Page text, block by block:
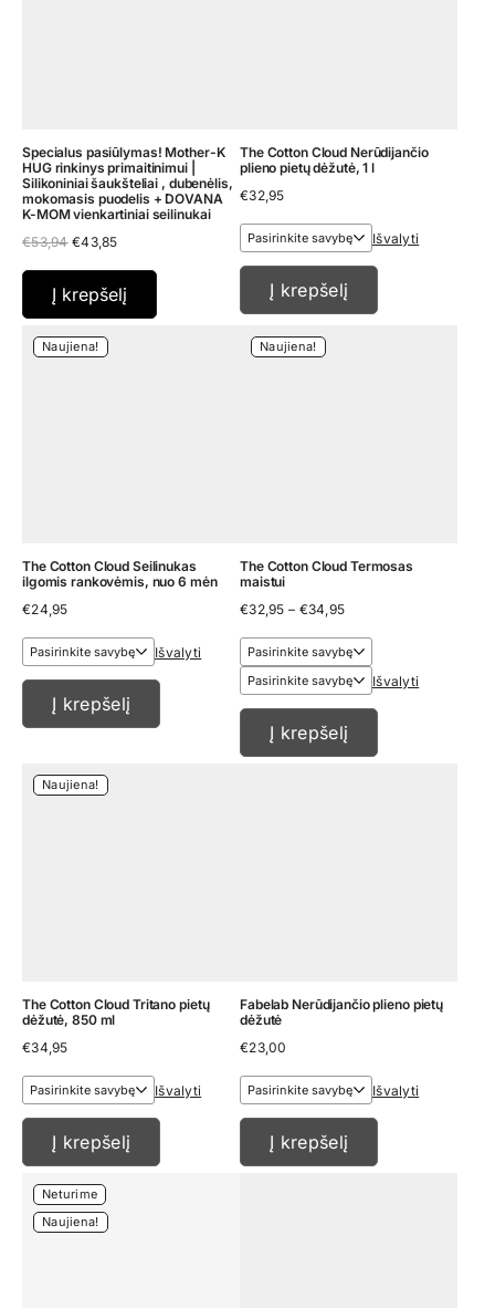
Specialus pasiūlymas! Mother-K
HUG rinkinys primaitinimui |
Silikoniniai šaukšteliai , dubenėlis,
mokomasis puodelis + DOVANA
K-MOM vienkartiniai seilinukai
€53,94 Original
was:
€53,94.
€43,85Current
is:
€43,85.
Į krepšelį
The Cotton Cloud Nerūdijančio
plieno pietų dėžutė, 1 l
€32,95
Išvalyti
Į krepšelį
Naujiena!
The Cotton Cloud Seilinukas
ilgomis rankovėmis, nuo 6 mėn
€24,95
Išvalyti
Į krepšelį
Naujiena!
The Cotton Cloud Termosas
maistui
€32,95 – €34,95Price
€32,95
through
€34,95Išvalyti
Į krepšelį
Naujiena!
The Cotton Cloud Tritano pietų
dėžutė, 850 ml
€34,95
Išvalyti
Į krepšelį
Fabelab Nerūdijančio plieno pietų
dėžutė
€23,00
Išvalyti
Į krepšelį
Neturime
Naujiena!